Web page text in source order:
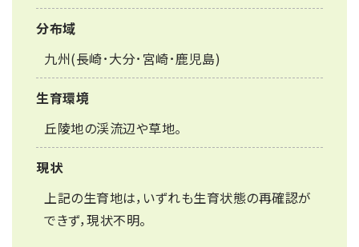
分布域
九州(長崎･大分･宮崎･鹿児島)
生育環境
丘陵地の渓流辺や草地。
現状
上記の生育地は，いずれも生育状態の再確認が
できず，現状不明。